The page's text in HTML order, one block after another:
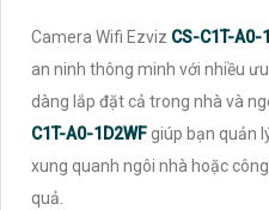
Camera Wifi Ezviz CS-C1T-A0-
an ninh thông minh với nhiều
dàng lắp đặt cả trong nhà và
C1T-A0-1D2WF giúp bạn quản
xung quanh ngôi nhà hoặc
quả.